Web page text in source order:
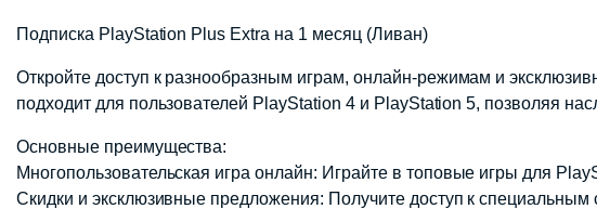
Подписка PlayStation Plus Extra на 1 месяц (Ливан)
Откройте доступ к разнообразным играм, онлайн-режимам и
подходит для пользователей PlayStation 4 и PlayStation 5, позволяя
Основные преимущества:
Многопользовательская игра онлайн: Играйте в топовые игры для
Скидки и эксклюзивные предложения: Получите доступ к